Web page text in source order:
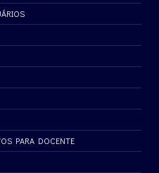
PARA DOCENTE